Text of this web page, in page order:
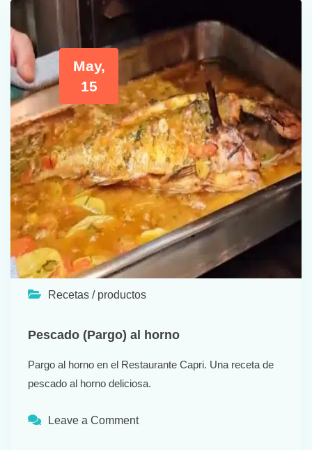
May,
15
Recetas / productos
Pescado (Pargo) al horno
Pargo al horno en el Restaurante Capri. Una receta de
pescado al horno deliciosa.
Leave a Comment